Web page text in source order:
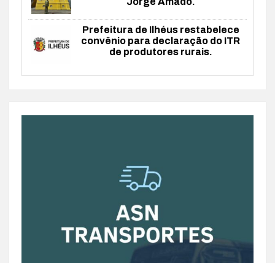
Prefeitura de Ilhéus restabelece
convênio para declaração do ITR
de produtores rurais.